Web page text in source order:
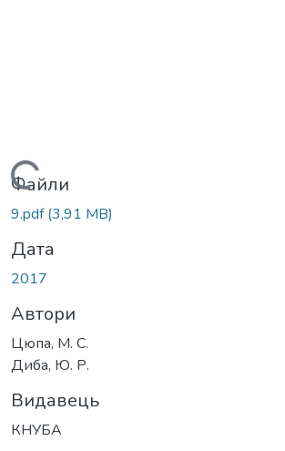
Вантажиться...
Файли
9.pdf(3,91 MB)
Дата
2017
Автори
Цюпа, М. С.
Диба, Ю. Р.
Видавець
КНУБА